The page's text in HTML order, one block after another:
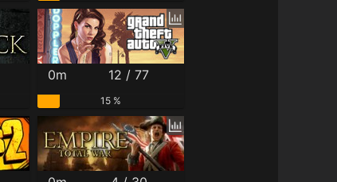
0m 12 / 77
15 %